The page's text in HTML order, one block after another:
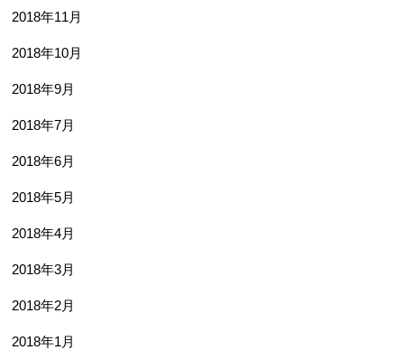
2018年11月
2018年10月
2018年9月
2018年7月
2018年6月
2018年5月
2018年4月
2018年3月
2018年2月
2018年1月